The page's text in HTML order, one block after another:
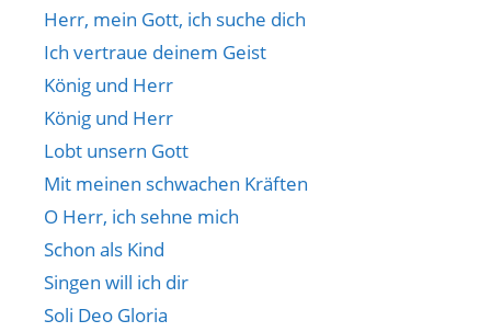
Herr, mein Gott, ich suche dich
Ich vertraue deinem Geist
König und Herr
König und Herr
Lobt unsern Gott
Mit meinen schwachen Kräften
O Herr, ich sehne mich
Schon als Kind
Singen will ich dir
Soli Deo Gloria